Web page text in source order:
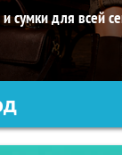
сумки для всей